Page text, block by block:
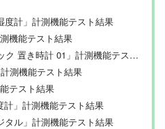
度計」計測機能テスト結果
機能テスト結果
置き時計 01」計測機能テスト結果
測機能テスト結果
テスト結果
」計測機能テスト結果
タル」計測機能テスト結果